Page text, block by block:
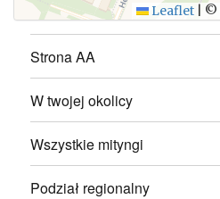
Leaflet ©
Strona AA
W twojej okolicy
Wszystkie mityngi
Podział regionalny